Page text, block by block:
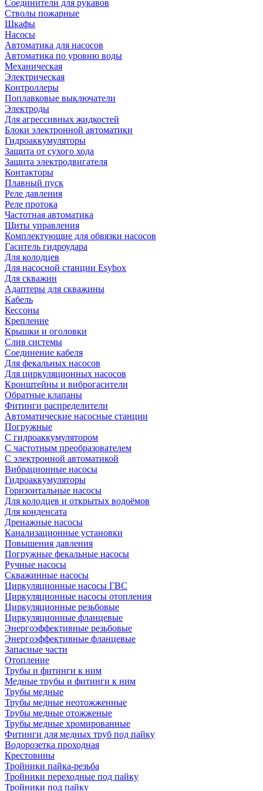
Соединители для рукавов
Стволы пожарные
Шкафы
Насосы
Автоматика для насосов
Автоматика по уровню воды
Механическая
Электрическая
Контроллеры
Поплавковые выключатели
Электроды
Для агрессивных жидкостей
Блоки электронной автоматики
Гидроаккумуляторы
Защита от сухого хода
Защита электродвигателя
Контакторы
Плавный пуск
Реле давления
Реле протока
Частотная автоматика
Щиты управления
Комплектующие для обвязки насосов
Гаситель гидроудара
Для колодцев
Для насосной станции Esybox
Для скважин
Адаптеры для скважины
Кабель
Кессоны
Крепление
Крышки и оголовки
Слив системы
Соединение кабеля
Для фекальных насосов
Для циркуляционных насосов
Кронштейны и виброгасители
Обратные клапаны
Фитинги распределители
Автоматические насосные станции
Погружные
С гидроаккумулятором
С частотным преобразователем
С электронной автоматикой
Вибрационные насосы
Гидроаккумуляторы
Горизонтальные насосы
Для колодцев и открытых водоёмов
Для конденсата
Дренажные насосы
Канализационные установки
Повышения давления
Погружные фекальные насосы
Ручные насосы
Скважинные насосы
Циркуляционные насосы ГВС
Циркуляционные насосы отопления
Циркуляционные резьбовые
Циркуляционные фланцевые
Энергоэффективные резьбовые
Энергоэффективные фланцевые
Запасные части
Отопление
Трубы и фитинги к ним
Медные трубы и фитинги к ним
Трубы медные
Трубы медные неотожженные
Трубы медные отожженые
Трубы медные хромированные
Фитинги для медных труб под пайку
Водорозетка проходная
Крестовины
Тройники пайка-резьба
Тройники переходные под пайку
Тройники под пайку